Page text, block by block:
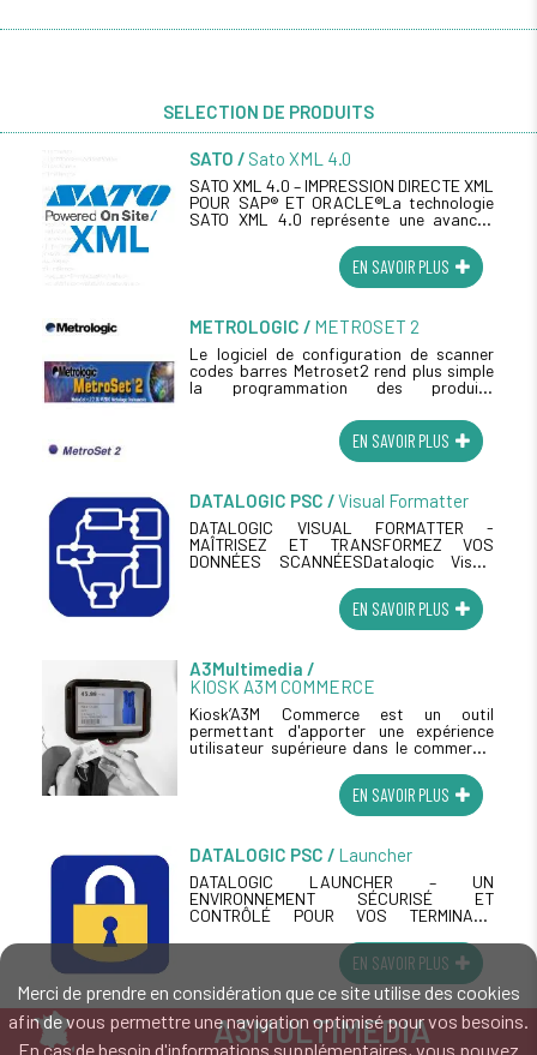
Merci de prendre en considération que ce site utilise des cookies
afin de vous permettre une navigation optimisé pour vos besoins.
En cas de besoin d'informations supplémentaires, vous pouvez
SELECTION DE PRODUITS
SATO Sato XML 4.0
SATO XML 4.0 – IMPRESSION DIRECTE XML
POUR SAP® ET ORACLE®La technologie
SATO XML 4.0 représente une avancée
d'entreprise intégrés. Elle permet aux
imprimantes industrielles (...)EN SAVOIR PLUS
METROLOGIC METROSET 2
Le logiciel de configuration de scanner
codes barres Metroset2 rend plus simple
la programmation des produits
nouvelles fonctions supplémentaires plus
EN SAVOIR PLUS
DATALOGIC PSC Visual Formatter
DATALOGIC VISUAL FORMATTER -
MAÎTRISEZ ET TRANSFORMEZ VOS
DONNÉES SCANNÉESDatalogic Visual
permettant de restructurer les données
lues par les scanners et terminaux
EN SAVOIR PLUS
A3Multimedia
KIOSK A3M COMMERCE
Kiosk’A3M Commerce est un outil
permettant d'apporter une expérience
utilisateur supérieure dans le commerce.
indispensable pour les commerces
EN SAVOIR PLUS
DATALOGIC PSC Launcher
DATALOGIC LAUNCHER – UN
ENVIRONNEMENT SÉCURISÉ ET
CONTRÔLÉ POUR VOS TERMINAUX
application Android développée par
Datalogic dans le cadre de la suite
Datalogic Mobility (...)
EN SAVOIR PLUS
A3MULTIMEDIA